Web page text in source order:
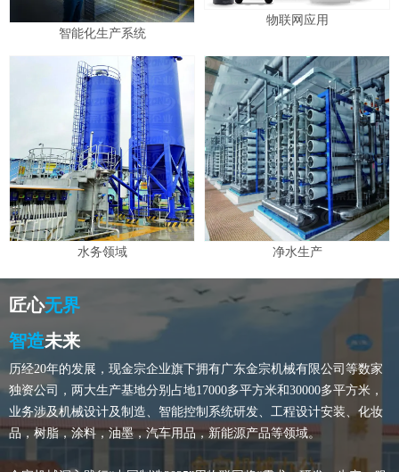
智能化生产系统
物联网应用
水务领域 净水生产
匠心无界
智造未来
历经20年的发展，现金宗企业旗下拥有广东金宗机械有限公司等数家
独资公司，两大生产基地分别占地17000多平方米和30000多平方米，
业务涉及机械设计及制造、智能控制系统研发、工程设计安装、化妆
品，树脂，涂料，油墨，汽车用品，新能源产品等领域。